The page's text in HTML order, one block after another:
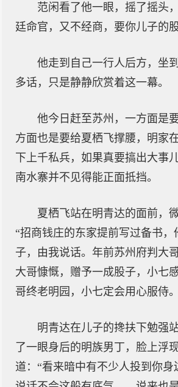
范闲看了他一眼，摇了摇头
廷命官，又不经商，要你儿子的
他走到自己一行人后方，坐
多话，只是静静欣赏着这一幕。
他今日赶至苏州，一方面是
方面也是要给夏栖飞撑腰，明家
下上千私兵，如果真要搞出大事
南水寨并不见得能正面抵挡。
夏栖飞站在明青达的面前，
“招商钱庄的东家提前写过备书，
子，由我说话。年前苏州府判大
大哥慷慨，赠予一成股子，小七
哥终老明园，小七定会用心服侍
明青达在儿子的搀扶下勉强
了一眼身后的明族男丁，脸上浮
道：“看来暗中有不少人投到你